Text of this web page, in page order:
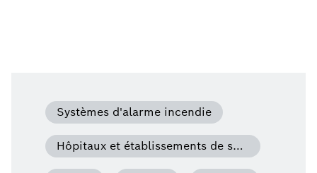
Systèmes d'alarme incendie
Hôpitaux et établissements de santé